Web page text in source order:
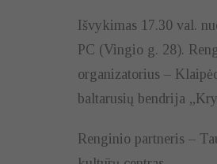
Išvykimas 17.30 val.
PC (Vingio g. 28).
organizatorius –
baltarusių bendrija
Renginio partneris –